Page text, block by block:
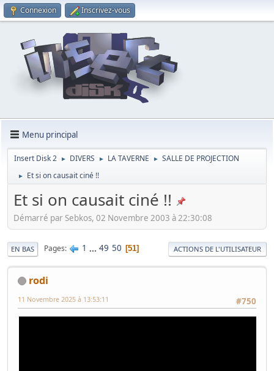
Connexion Inscrivez-vous
Menu principal
Insert Disk 2 ► DIVERS ► LA TAVERNE ► SALLE DE PROJECTION
► Et si on causait ciné !!
Et si on causait ciné !!
Démarré par Sebkos, 02 Novembre 2003 à 22:30:08
EN BAS Pages 1 ... 49 50 51 ACTIONS DE L'UTILISATEUR
rodi
#750
11 Novembre 2025 à 13:53:11